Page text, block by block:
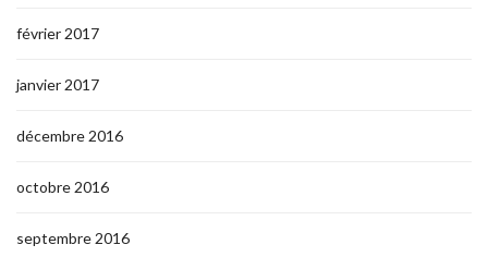
février 2017
janvier 2017
décembre 2016
octobre 2016
septembre 2016